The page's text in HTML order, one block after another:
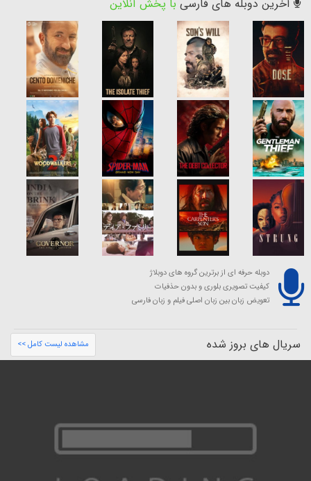
آخرین دوبله های فارسی با پخش آنلاین
دوبله حرفه ای از برترین گروه های دوبلاژ
کیفیت تصویری بلوری و بدون حذفیات
تعویض زبان بین زبان اصلی فیلم و زبان فارسی
سریال های بروز شده مشاهده لیست کامل >>